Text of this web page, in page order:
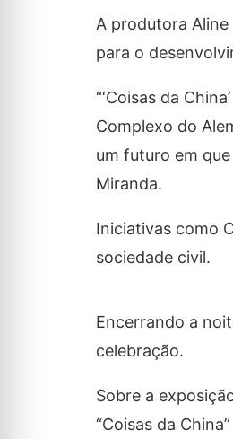
A produtora
para o
“‘Coisas da
Complexo do
um futuro em
Miranda.
Iniciativas como
sociedade civil.
Encerrando a
celebração.
Sobre a
“Coisas da